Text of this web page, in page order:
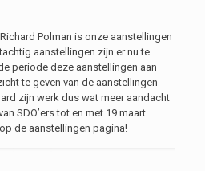
Polman is onze aanstellingen
aanstellingen zijn er nu te
periode deze aanstellingen aan
te geven van de aanstellingen
zijn werk dus wat meer aandacht
SDO’ers tot en met 19 maart.
de aanstellingen pagina!